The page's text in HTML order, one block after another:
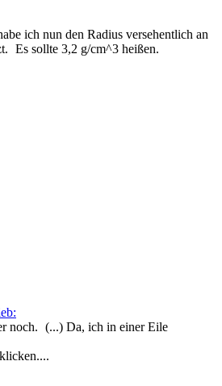
ich nun den Radius versehentlich an
Es sollte 3,2 g/cm^3 heißen.
noch. (...) Da, ich in einer Eile